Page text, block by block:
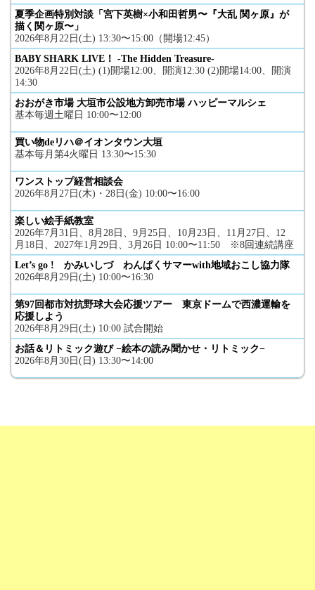
夏季企画特別対談「宮下英樹×小和田哲男〜『大乱 関ヶ原』が
描く関ヶ原〜」
2026年8月22日(土) 13:30〜15:00（開場12:45）
BABY SHARK LIVE！ -The Hidden Treasure-
2026年8月22日(土) (1)開場12:00、開演12:30 (2)開場14:00、開演
14:30
おおがき市場 大垣市公設地方卸売市場 ハッピーマルシェ
基本毎週土曜日 10:00〜12:00
買い物deリハ＠イオンタウン大垣
基本毎月第4火曜日 13:30〜15:30
ワンストップ経営相談会
2026年8月27日(木)・28日(金) 10:00〜16:00
楽しい絵手紙教室
2026年7月31日、8月28日、9月25日、10月23日、11月27日、12
月18日、2027年1月29日、3月26日 10:00〜11:50 ※8回連続講座
Let’s go ! かみいしづ わんぱくサマーwith地域おこし協力隊
2026年8月29日(土) 10:00〜16:30
第97回都市対抗野球大会応援ツアー 東京ドームで西濃運輸を
応援しよう
2026年8月29日(土) 10:00 試合開始
お話＆リトミック遊び −絵本の読み聞かせ・リトミック−
2026年8月30日(日) 13:30〜14:00